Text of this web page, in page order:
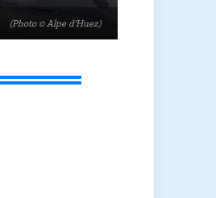
(Photo © Alpe d'Huez)